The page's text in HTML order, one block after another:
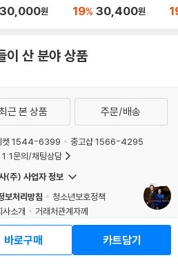
2026)
30,000원
곡 (Schubert: Wand
19% 30,400원
'
이 산 분야 상품
바로구매 카트담기
근 본 상품 주문/배송
켓 1544-6399
중고샵 1566-4295
문의/채팅상담
(주) 사업자 정보
보처리방침
청소년보호정책
사소개
거래처관계자께
서홍보
광고
Corp. All Rights Reserved.